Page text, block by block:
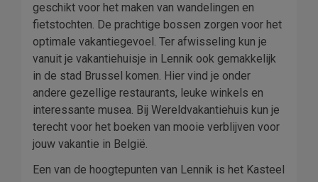
geschikt voor het maken van wandelingen en
fietstochten. De prachtige bossen zorgen voor het
optimale vakantiegevoel. Ter afwisseling kun je
vanuit je vakantiehuisje in Lennik ook gemakkelijk
in de stad Brussel komen. Hier vind je onder
andere gezellige restaurants, leuke winkels en
interessante musea. Bij Wereldvakantiehuis kun je
terecht voor het boeken van mooie verblijven voor
jouw vakantie in België.
Een van de hoogtepunten van Lennik is het Kasteel